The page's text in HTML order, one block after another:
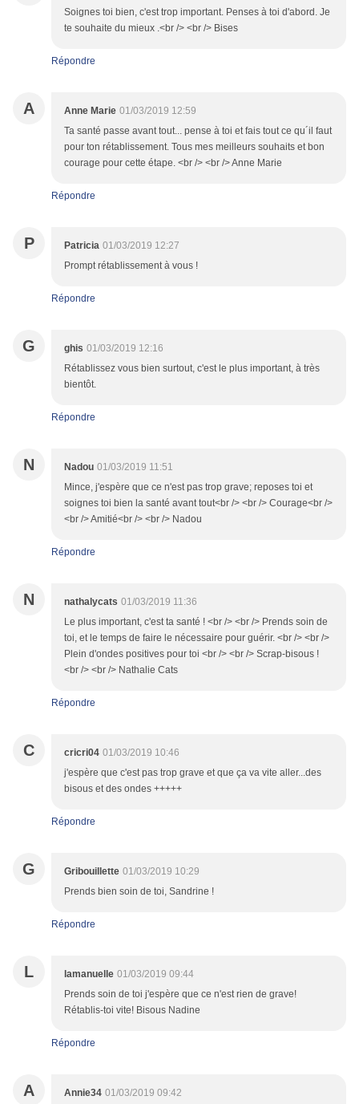
Soignes toi bien, c'est trop important. Penses à toi d'abord. Je
te souhaite du mieux .<br /> <br /> Bises
Répondre
A Anne Marie 01/03/2019 12:59
Ta santé passe avant tout... pense à toi et fais tout ce qu´il faut
pour ton rétablissement. Tous mes meilleurs souhaits et bon
courage pour cette étape. <br /> <br /> Anne Marie
Répondre
P Patricia 01/03/2019 12:27
Prompt rétablissement à vous !
Répondre
G ghis 01/03/2019 12:16
Rétablissez vous bien surtout, c'est le plus important, à très
bientôt.
Répondre
N Nadou 01/03/2019 11:51
Mince, j'espère que ce n'est pas trop grave; reposes toi et
soignes toi bien la santé avant tout<br /> <br /> Courage<br />
<br /> Amitié<br /> <br /> Nadou
Répondre
N nathalycats 01/03/2019 11:36
Le plus important, c'est ta santé ! <br /> <br /> Prends soin de
toi, et le temps de faire le nécessaire pour guérir. <br /> <br />
Plein d'ondes positives pour toi <br /> <br /> Scrap-bisous !
<br /> <br /> Nathalie Cats
Répondre
C cricri04 01/03/2019 10:46
j'espère que c'est pas trop grave et que ça va vite aller...des
bisous et des ondes +++++
Répondre
G Gribouillette 01/03/2019 10:29
Prends bien soin de toi, Sandrine !
Répondre
L lamanuelle 01/03/2019 09:44
Prends soin de toi j'espère que ce n'est rien de grave!
Rétablis-toi vite! Bisous Nadine
Répondre
A Annie34 01/03/2019 09:42